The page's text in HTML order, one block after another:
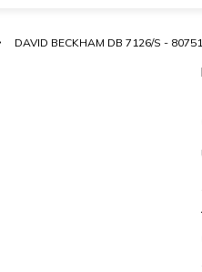
DAVID BECKHAM DB 7126/S -